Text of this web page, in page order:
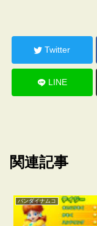
Twitter
LINE
関連記事
バンダイナムコ